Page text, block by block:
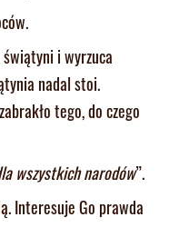
i wyrzuca
nadal stoi.
tego, do czego
wszystkich narodów”.
Interesuje Go prawda